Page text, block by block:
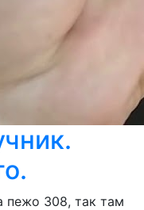
пежо 308, так там